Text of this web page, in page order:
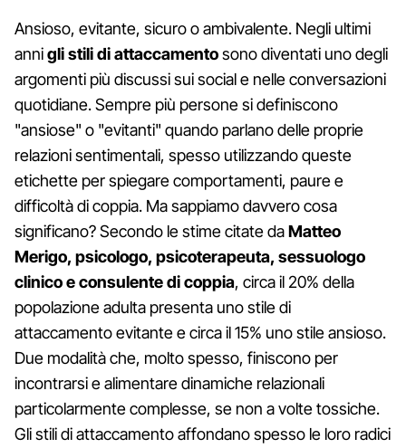
Ansioso, evitante, sicuro o ambivalente. Negli ultimi
annigli stili di attaccamentosono diventati uno degli
argomenti più discussi sui social e nelle conversazioni
quotidiane. Sempre più persone si definiscono
"ansiose" o "evitanti" quando parlano delle proprie
relazioni sentimentali, spesso utilizzando queste
etichette per spiegare comportamenti, paure e
difficoltà di coppia. Ma sappiamo davvero cosa
significano? Secondo le stime citate daMatteo
Merigo, psicologo, psicoterapeuta, sessuologo
clinico e consulente di coppia, circa il 20% della
popolazione adulta presenta uno stile di
attaccamento evitante e circa il 15% uno stile ansioso.
Due modalità che, molto spesso, finiscono per
incontrarsi e alimentare dinamiche relazionali
particolarmente complesse, se non a volte tossiche.
Gli stili di attaccamento affondano spesso le loro radici